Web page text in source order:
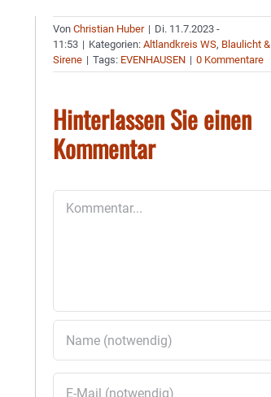
VonChristian Huber | Di. 11.7.2023 -
11:53 | Kategorien:Altlandkreis WS, Blaulicht &
Sirene | Tags: EVENHAUSEN | 0 Kommentare
Hinterlassen Sie einen
Kommentar